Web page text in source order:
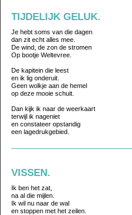
TIJDELIJK GELUK.
Je hebt soms van die dagen
dan zit echt alles mee.
De wind, de zon de stromen
Op bootje Weltevree.
De kapitein die leest
en ik lig onderuit.
Geen wolkje aan de hemel
op deze mooie schuit.
Dan kijk ik naar de weerkaart
terwijl ik nageniet
en constateer opstandig
een lagedrukgebied.
VISSEN.
Ik ben het zat,
na al die mijlen.
Ik wil nu naar de wal
en stoppen met het zeilen.